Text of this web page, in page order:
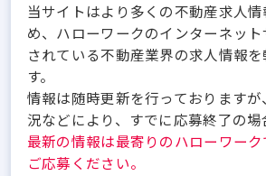
当サイトはより多くの不動産求人
め、ハローワークのインターネッ
されている不動産業界の求人情報
す。
情報は随時更新を行っております
況などにより、すでに応募終了の場
最新の情報は最寄りのハローワーク
ご応募ください。